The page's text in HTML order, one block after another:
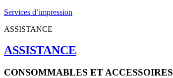
Services d’impression
ASSISTANCE
ASSISTANCE
CONSOMMABLES ET ACCESSOIRES